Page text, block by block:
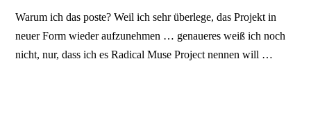
Warum ich das poste? Weil ich sehr überlege, das Projekt in
neuer Form wieder aufzunehmen … genaueres weiß ich noch
nicht, nur, dass ich es Radical Muse Project nennen will …